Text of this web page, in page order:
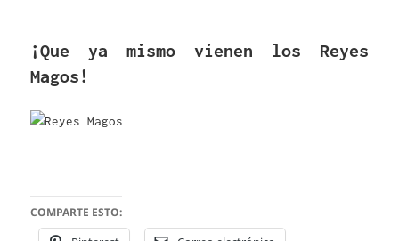
¡Que ya mismo vienen los Reyes
Magos!
COMPARTE ESTO: